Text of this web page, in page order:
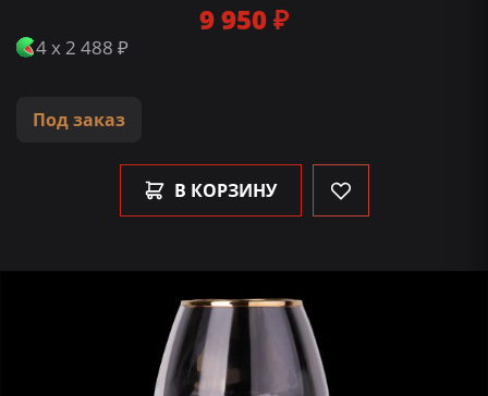
Под заказ
9 950 ₽
4 x 2 488 ₽
В КОРЗИНУ